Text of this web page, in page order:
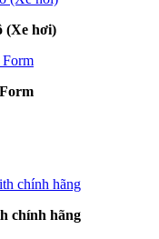
(Xe hơi)
chính hãng